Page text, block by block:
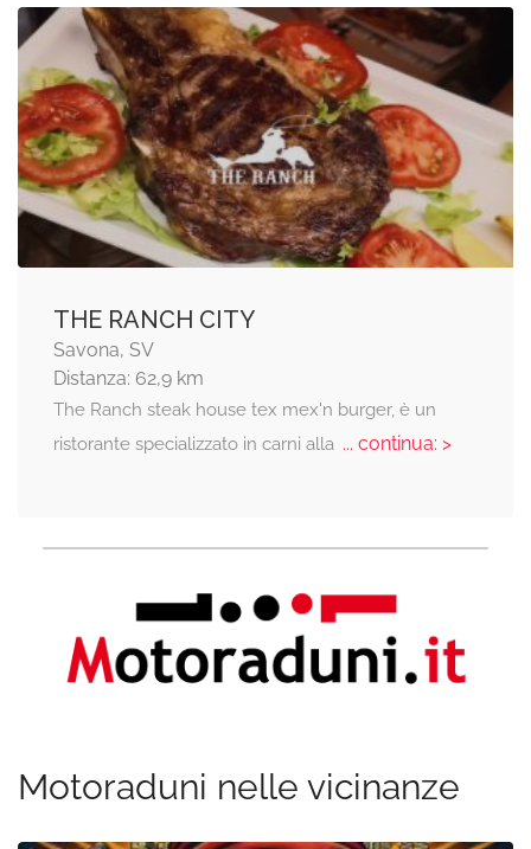
THE RANCH CITY
Savona, SV
Distanza: 62,9 km
The Ranch steak house tex mex'n burger, è un
ristorante specializzato in carni alla... continua: >
Motoraduni nelle vicinanze